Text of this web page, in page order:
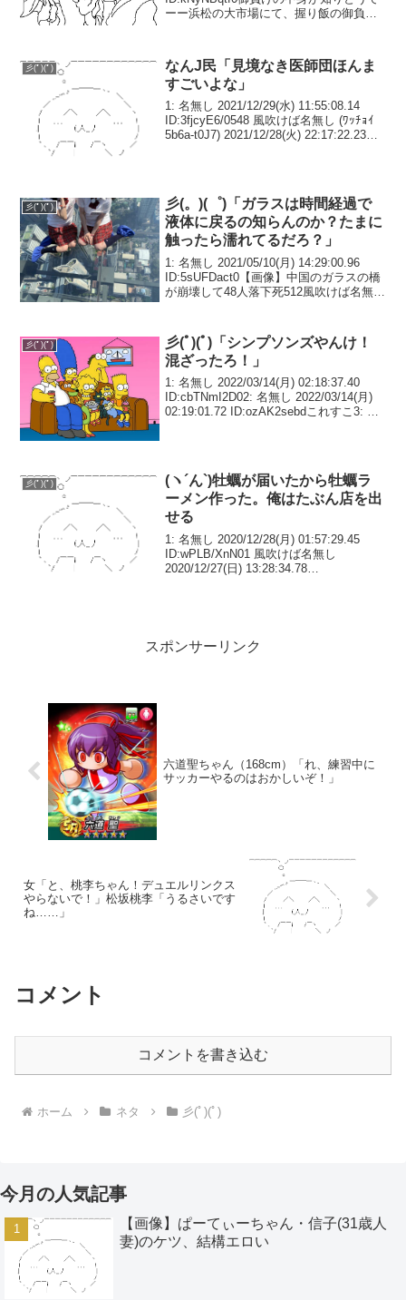
ーー浜松の大市場にて、握り飯の御負け
松の民は陸日、尾張...
彡(ﾟ)(ﾟ)
なんJ民「見境なき医師団ほんま
すごいよな」
1: 名無し 2021/12/29(水) 11:55:08.14
ID:3fjcyE6/0548 風吹けば名無し (ﾜｯﾁｮｲ
5b6a-t0J7) 2021/12/28(火) 22:17:22.23
彡(ﾟ)(ﾟ)
彡(。)(゜)「ガラスは時間経過で
液体に戻るの知らんのか？たまに
触ったら濡れてるだろ？」
1: 名無し 2021/05/10(月) 14:29:00.96
ID:5sUFDact0【画像】中国のガラスの橋
が崩壊して48人落下死512風吹けば名無し
彡(ﾟ)(ﾟ)
彡(ﾟ)(ﾟ)「シンプソンズやんけ！
混ざったろ！」
1: 名無し 2022/03/14(月) 02:18:37.40
ID:cbTNmI2D02: 名無し 2022/03/14(月)
02:19:01.72 ID:ozAK2sebdこれすこ3: 名
彡(ﾟ)(ﾟ)
(ヽ´ん`)牡蠣が届いたから牡蠣ラ
ーメン作った。俺はたぶん店を出
せる
1: 名無し 2020/12/28(月) 01:57:29.45
ID:wPLB/XnN01 風吹けば名無し
2020/12/27(日) 13:28:34.78
スポンサーリンク
六道聖ちゃん（168cm）「れ、練習中に
サッカーやるのはおかしいぞ！」
女「と、桃李ちゃん！デュエルリンクス
やらないで！」松坂桃李「うるさいです
ね……」
コメント
コメントを書き込む
ホーム ネタ 彡(ﾟ)(ﾟ)
今月の人気記事
【画像】ぱーてぃーちゃん・信子(31歳人
妻)のケツ、結構エロい